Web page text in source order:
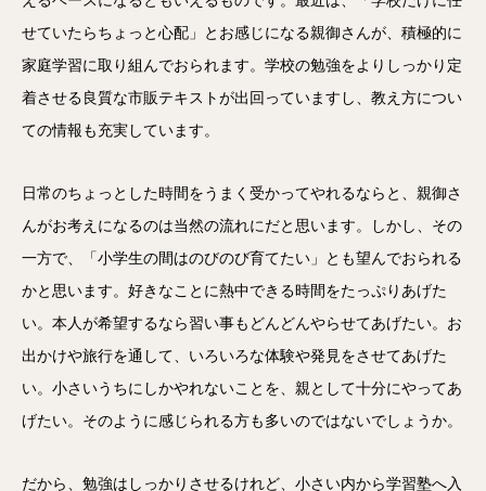
せていたらちょっと心配」とお感じになる親御さんが、積極的に
家庭学習に取り組んでおられます。学校の勉強をよりしっかり定
着させる良質な市販テキストが出回っていますし、教え方につい
ての情報も充実しています。
日常のちょっとした時間をうまく受かってやれるならと、親御さ
んがお考えになるのは当然の流れにだと思います。しかし、その
一方で、「小学生の間はのびのび育てたい」とも望んでおられる
かと思います。好きなことに熱中できる時間をたっぷりあげた
い。本人が希望するなら習い事もどんどんやらせてあげたい。お
出かけや旅行を通して、いろいろな体験や発見をさせてあげた
い。小さいうちにしかやれないことを、親として十分にやってあ
げたい。そのように感じられる方も多いのではないでしょうか。
だから、勉強はしっかりさせるけれど、小さい内から学習塾へ入